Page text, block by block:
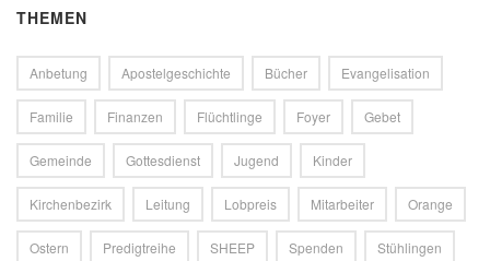
THEMEN
Anbetung Apostelgeschichte Bücher Evangelisation
Familie Finanzen Flüchtlinge Foyer Gebet
Gemeinde Gottesdienst Jugend Kinder
Kirchenbezirk Leitung Lobpreis Mitarbeiter Orange
Ostern Predigtreihe SHEEP Spenden Stühlingen